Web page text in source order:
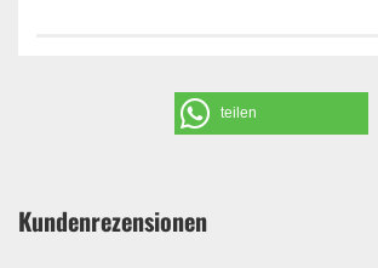
teilen
Kundenrezensionen